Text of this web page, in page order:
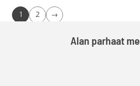
1 2 →
Alan parhaat